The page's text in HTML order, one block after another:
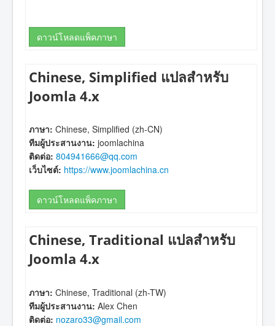
ดาวน์โหลดแพ็คภาษา
Chinese, Simplified แปลสำหรับ
Joomla 4.x
ภาษา: Chinese, Simplified (zh-CN)
ทีมผู้ประสานงาน: joomlachina
ติดต่อ: 804941666@qq.com
เว็บไซต์: https://www.joomlachina.cn
ดาวน์โหลดแพ็คภาษา
Chinese, Traditional แปลสำหรับ
Joomla 4.x
ภาษา: Chinese, Traditional (zh-TW)
ทีมผู้ประสานงาน: Alex Chen
ติดต่อ: nozaro33@gmail.com